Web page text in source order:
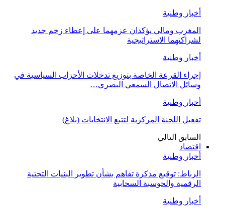
أخبار وطنية
المغرب ومالي يؤكدان عزمهما على إعطاء زخم جديد
لشراكتهما الاستراتيجية
أخبار وطنية
إجراء القرعة الخاصة بتوزيع تدخلات الأحزاب السياسية في
وسائل الاتصال السمعي البصري…
أخبار وطنية
تفعيل اللجنة المركزية لتتبع الانتخابات (بلاغ)
السابق التالي
اقتصاد
أخبار وطنية
الرباط: توقيع مذكرة تفاهم بشأن تطوير البنيات التحتية
الرقمية والحوسبة السحابية
أخبار وطنية